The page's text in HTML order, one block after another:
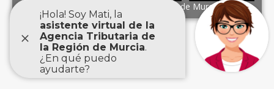
Agencia Tributaria de la Región de Murcia